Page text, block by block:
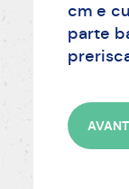
cm e
parte